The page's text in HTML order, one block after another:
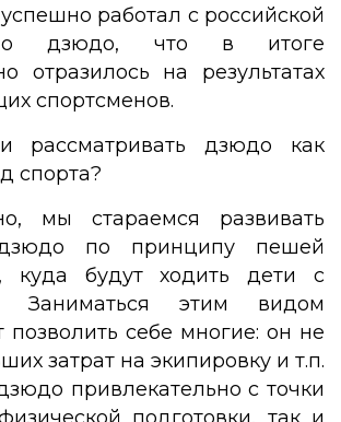
работал с российской
дзюдо, что в итоге
отразилось на результатах
спортсменов.
дзюдо как
спорта?
мы стараемся развивать
по принципу пешей
куда будут ходить дети с
Заниматься этим видом
позволить себе многие: он не
затрат на экипировку и т.п.
привлекательно с точки